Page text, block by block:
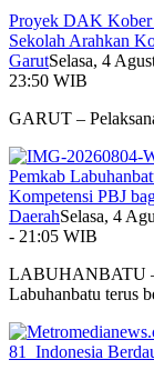
Proyek DAK Kober
Sekolah Arahkan
GarutSelasa, 4
23:50 WIB
GARUT –
Pemkab
Kompetensi PBJ
DaerahSelasa, 4
- 21:05 WIB
LABUHANBATU –
Labuhanbatu terus